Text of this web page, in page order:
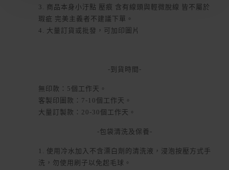
3. 商品本身小汙點 壓痕 含有線頭與輕微脫線 皆不屬於
瑕疵 完美主義者不建議下單。
4. 大量訂貨或批發，可加印圖片
-到貨時間-
無印款：5個工作天。
客製印圖款：7-10個工作天。
大量訂製款：20-30個工作天。
-包袋清洗及保養-
1. 使用冷水加入不含漂白劑的清洗液，浸泡按壓方式手
洗，勿使用刷子以免起毛球。